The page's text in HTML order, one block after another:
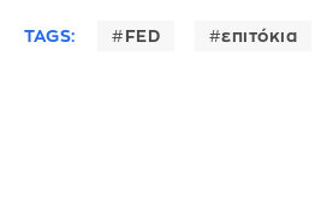
TAGS: FED επιτόκια